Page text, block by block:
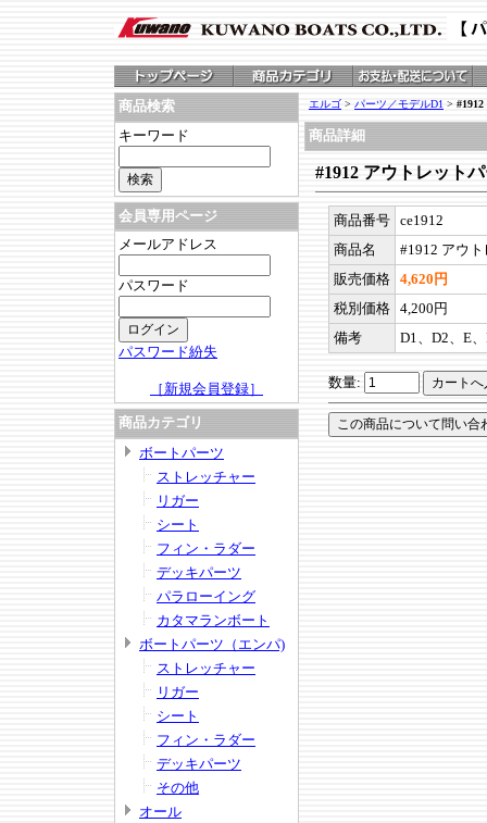
商品検索
キーワード
会員専用ページ
メールアドレス
パスワード
パスワード紛失
［新規会員登録］
商品カテゴリ
ボートパーツ
ストレッチャー
リガー
シート
フィン・ラダー
デッキパーツ
パラローイング
カタマランボート
ボートパーツ（エンパ)
ストレッチャー
リガー
シート
フィン・ラダー
デッキパーツ
その他
オール
エルゴ > パーツ／モデルD1 >
商品詳細
#1912 アウトレット
商品番号 ce1912
商品名
#1912 アウ
販売価格 4,620円
税別価格 4,200円
備考
D1、D2、E
数量: